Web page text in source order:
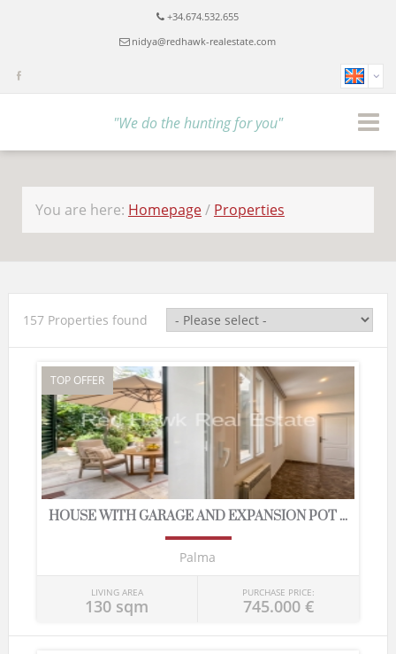
+34.674.532.655
nidya@redhawk-realestate.com
"We do the hunting for you"
You are here: Homepage/ Properties
157 Properties found
TOP OFFER
HOUSE WITH GARAGE AND EXPANSION POT ...
Palma
LIVING AREA
130 sqm
PURCHASE PRICE:
745.000 €